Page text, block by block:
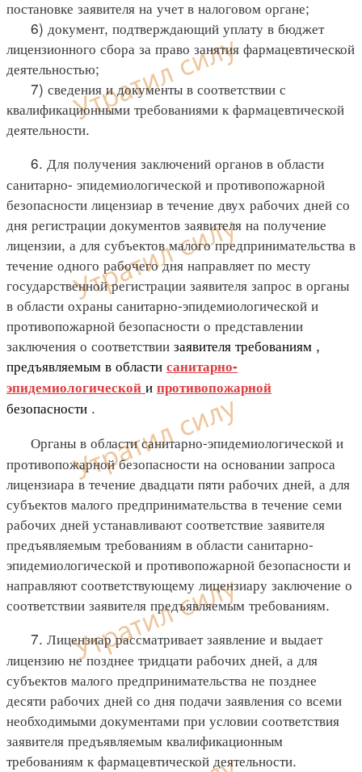
постановке заявителя на учет в налоговом органе;
6) документ, подтверждающий уплату в бюджет
лицензионного сбора за право занятия фармацевтической
деятельностью;
7) сведения и документы в соответствии с
квалификационными требованиями к фармацевтической
деятельности.
6. Для получения заключений органов в области
санитарно- эпидемиологической и противопожарной
безопасности лицензиар в течение двух рабочих дней со
дня регистрации документов заявителя на получение
лицензии, а для субъектов малого предпринимательства в
течение одного рабочего дня направляет по месту
государственной регистрации заявителя запрос в органы
в области охраны санитарно-эпидемиологической и
противопожарной безопасности о представлении
заключения о соответствии заявителя требованиям ,
предъявляемым в области санитарно-
эпидемиологической и противопожарной
безопасности .
Органы в области санитарно-эпидемиологической и
противопожарной безопасности на основании запроса
лицензиара в течение двадцати пяти рабочих дней, а для
субъектов малого предпринимательства в течение семи
рабочих дней устанавливают соответствие заявителя
предъявляемым требованиям в области санитарно-
эпидемиологической и противопожарной безопасности и
направляют соответствующему лицензиару заключение о
соответствии заявителя предъявляемым требованиям.
7. Лицензиар рассматривает заявление и выдает
лицензию не позднее тридцати рабочих дней, а для
субъектов малого предпринимательства не позднее
десяти рабочих дней со дня подачи заявления со всеми
необходимыми документами при условии соответствия
заявителя предъявляемым квалификационным
требованиям к фармацевтической деятельности.